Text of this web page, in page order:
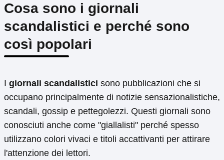
Cosa sono i giornali
scandalistici e perché sono
così popolari
I giornali scandalistici sono pubblicazioni che si
occupano principalmente di notizie sensazionalistiche,
scandali, gossip e pettegolezzi. Questi giornali sono
conosciuti anche come "giallalisti" perché spesso
utilizzano colori vivaci e titoli accattivanti per attirare
l'attenzione dei lettori.